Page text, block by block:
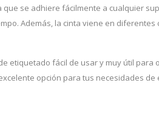
se adhiere fácilmente a cualquier
Además, la cinta viene en
etiquetado fácil de usar y muy útil
opción para tus necesidades de